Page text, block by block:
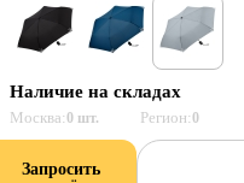
Наличие на складах
Москва:0 шт. Регион:0
Запросить